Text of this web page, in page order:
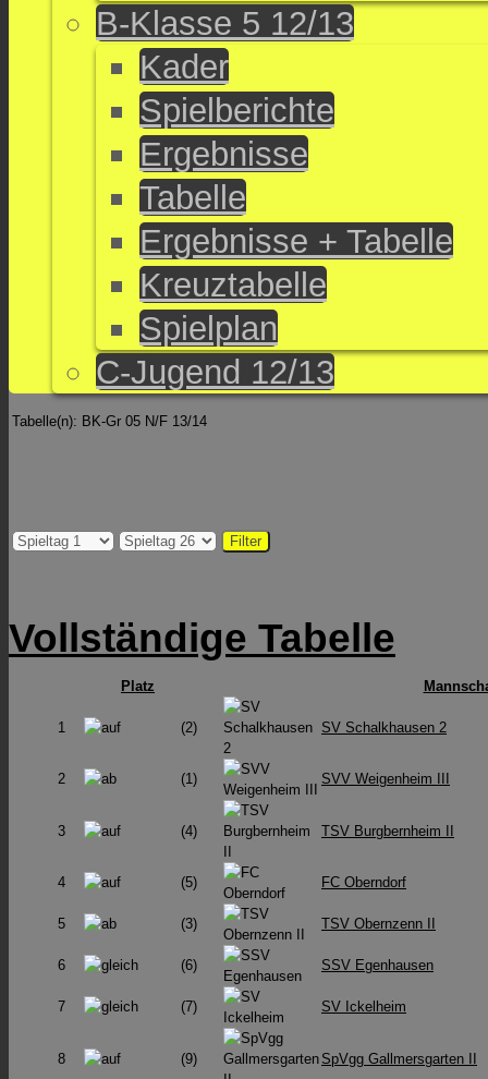
B-Klasse 5 12/13
Kader
Spielberichte
Ergebnisse
Tabelle
Ergebnisse + Tabelle
Kreuztabelle
Spielplan
C-Jugend 12/13
Tabelle(n): BK-Gr 05 N/F 13/14
Vollständige Tabelle
Platz
1 (2) SV Schalkhausen 2
2 (1) SVV Weigenheim III
3 (4) TSV Burgbernheim II
4 (5) FC Oberndorf
5 (3) TSV Obernzenn II
6 (6) SSV Egenhausen
7 (7) SV Ickelheim
8 (9) SpVgg Gallmersgarten II